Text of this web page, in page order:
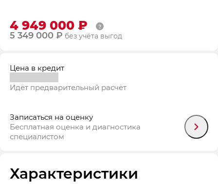
4 949 000 ₽
5 349 000 ₽ без учёта выгод
Цена в кредит
Идёт предварительный расчёт
Записаться на оценку
Бесплатная оценка и диагностика
специалистом
Характеристики